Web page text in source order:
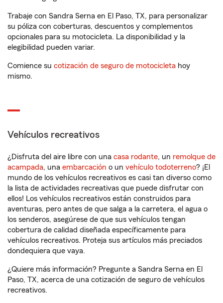
Trabaje con Sandra Serna en El Paso, TX, para personalizar
su póliza con coberturas, descuentos y complementos
opcionales para su motocicleta. La disponibilidad y la
elegibilidad pueden variar.
Comience su cotización de seguro de motocicleta hoy
mismo.
Vehículos recreativos
¿Disfruta del aire libre con una casa rodante, un remolque de
acampada, una embarcación o un vehículo todoterreno? ¡El
mundo de los vehículos recreativos es casi tan diverso como
la lista de actividades recreativas que puede disfrutar con
ellos! Los vehículos recreativos están construidos para
aventuras, pero antes de que salga a la carretera, el agua o
los senderos, asegúrese de que sus vehículos tengan
cobertura de calidad diseñada específicamente para
vehículos recreativos. Proteja sus artículos más preciados
dondequiera que vaya.
¿Quiere más información? Pregunte a Sandra Serna en El
Paso, TX, acerca de una cotización de seguro de vehículos
recreativos.